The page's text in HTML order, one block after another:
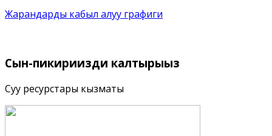
Жарандарды кабыл алуу графиги
Сын-пикириңизди калтырыңыз
Суу ресурстары кызматы